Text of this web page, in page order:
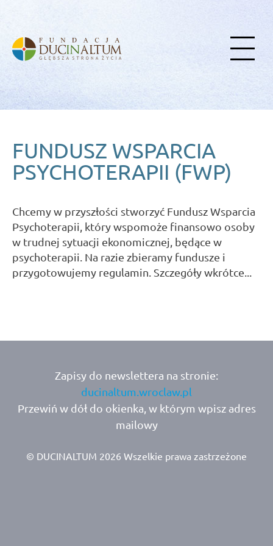
FUNDUSZ WSPARCIA
PSYCHOTERAPII (FWP)
Chcemy w przyszłości stworzyć Fundusz Wsparcia
Psychoterapii, który wspomoże finansowo osoby
w trudnej sytuacji ekonomicznej, będące w
psychoterapii. Na razie zbieramy fundusze i
przygotowujemy regulamin. Szczegóły wkrótce...
Zapisy do newslettera na stronie:
ducinaltum.wroclaw.pl
Przewiń w dół do okienka, w którym wpisz adres
mailowy
© DUCINALTUM 2026 Wszelkie prawa zastrzeżone